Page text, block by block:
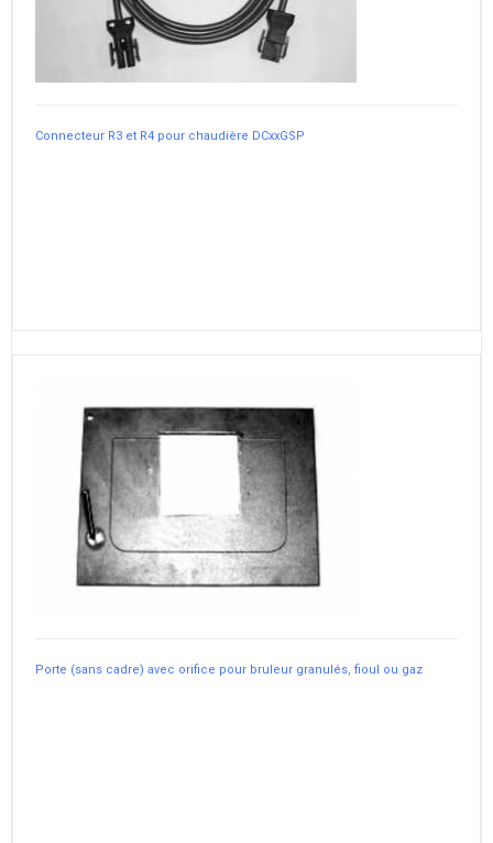
Connecteur R3 et R4 pour chaudière DCxxGSP
Porte (sans cadre) avec orifice pour bruleur granulés, fioul ou gaz